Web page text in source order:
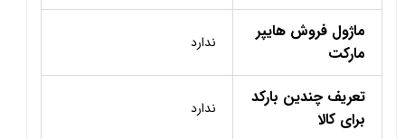
ماژول فروش هایپر
مارکت
ندارد
تعریف چندین بارکد
برای کالا
ندارد